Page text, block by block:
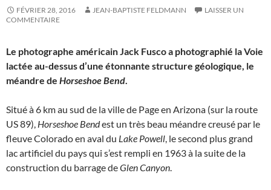
FÉVRIER 28, 2016 JEAN-BAPTISTE FELDMANN
LAISSER UN
COMMENTAIRE
Le photographe américain Jack Fusco a photographié la Voie
lactée au-dessus d’une étonnante structure géologique, le
méandre de Horseshoe Bend.
Situé à 6 km au sud de la ville de Page en Arizona (sur la route
US 89), Horseshoe Bendest un très beau méandre creusé par le
fleuve Colorado en aval du Lake Powell, le second plus grand
lac artificiel du pays qui s’est rempli en 1963 à la suite de la
construction du barrage deGlen Canyon.